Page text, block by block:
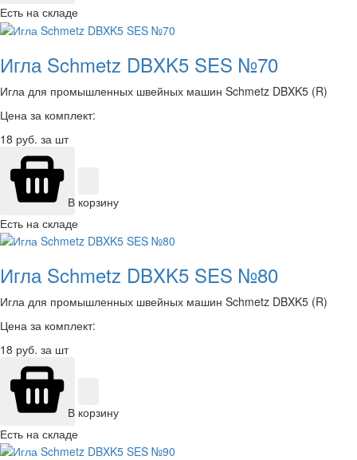
Есть на складе
Игла Schmetz DBXK5 SES №70
Игла для промышленных швейных машин Schmetz DBXK5 (R)
Цена за комплект:
18 руб. за шт
В корзину
Есть на складе
Игла Schmetz DBXK5 SES №80
Игла для промышленных швейных машин Schmetz DBXK5 (R)
Цена за комплект:
18 руб. за шт
В корзину
Есть на складе